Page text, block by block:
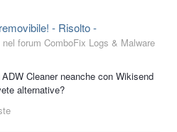
- Risolto -
nel forum ComboFix Logs & Malware
Cleaner neanche con Wikisend
alternative?